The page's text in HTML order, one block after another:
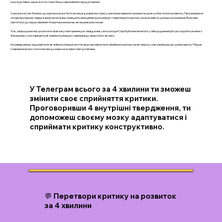
конструктивно, наше життя стане більш гармонійним і продуктивним.
У результаті, ми бачимо, що критика може бути не лише джерелом стресу, але й важливим інструментом для особистісного розвитку. Проговорюючи
чотири внутрішніх твердження, ми можемо зменшити емоційний дискомфорт і перетворити критику на можливість для вдосконалення. Важливо
пам'ятати, що наше сприйняття критики визначає, як ми реагуємо на неї.
Тож, запрошуємо вас розпочати практику повторення цих тверджень уже сьогодні Спробуйте включити їх у свій щоденний ритуал, поділіться ними з
близькими, і спостерігайте, як змінюється ваше ставлення до зворотного зв'язку.
На завершення, задумайтеся: як зміниться ваше життя, якщо ви навчитеся сприймати критику не як загрозу, а як цінний ресурс для розвитку? Ваше
ставлення може стати ключем до нових можливостей і досягнень
У Телеграм всього за 4 хвилини ти зможеш
змінити своє сприйняття критики.
Проговоривши 4 внутрішні твердження, ти
допоможеш своєму мозку адаптуватися і
сприймати критику конструктивно.
💬 Перетвори критику на розвиток
за 4 хвилини